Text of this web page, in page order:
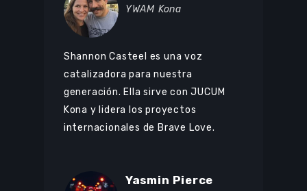
YWAM Kona
Shannon Casteel es una voz
catalizadora para nuestra
generación. Ella sirve con JUCUM
Kona y lidera los proyectos
internacionales de Brave Love.
Yasmin Pierce